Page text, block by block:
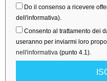
Do il consenso a ricevere
dell'informativa).
Consento al trattamento dei
useranno per inviarmi loro
nell'informativa (punto 4.1).